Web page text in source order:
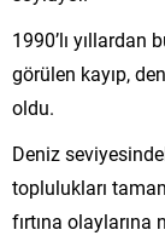
1990’lı yıllardan
görülen kayıp,
oldu.
Deniz
toplulukları
fırtına olaylarına